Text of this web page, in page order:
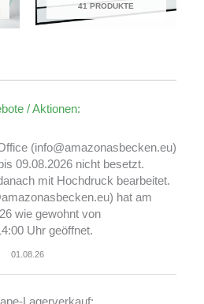
41 PRODUKTE
/ Aktionen:
(info@amazonasbecken.eu)
09.08.2026 nicht besetzt.
mit Hochdruck bearbeitet.
hat am
wie gewohnt von
Uhr geöffnet.
01.08.26